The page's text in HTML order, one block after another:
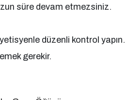
süre devam etmezsiniz.
düzenli kontrol yapın.
gerekir.